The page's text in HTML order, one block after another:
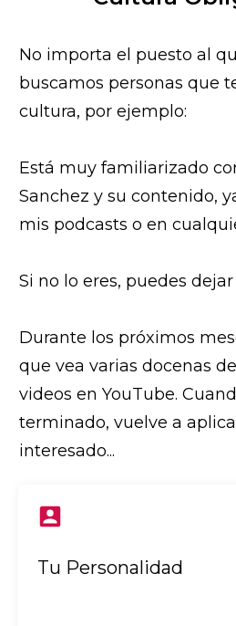
No importa el puesto al
buscamos personas que
cultura, por ejemplo:
Está muy familiarizado
Sanchez y su contenido,
mis podcasts o en
Si no lo eres, puedes
Durante los próximos
que vea varias docenas
videos en YouTube.
terminado, vuelve a
interesado...
Tu Personalidad